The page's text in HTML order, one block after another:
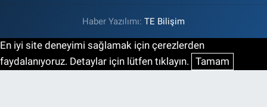
Haber Yazılımı: TE Bilişim
En iyi site deneyimi sağlamak için çerezlerden
faydalanıyoruz. Detaylar için lütfen tıklayın. Tamam